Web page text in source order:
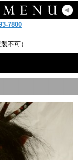
不可）